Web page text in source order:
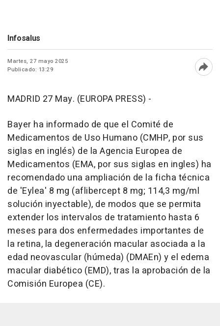
Infosalus
Martes, 27 mayo 2025
Publicado: 13:29
MADRID 27 May. (EUROPA PRESS) -
Bayer ha informado de que el Comité de
Medicamentos de Uso Humano (CMHP, por sus
siglas en inglés) de la Agencia Europea de
Medicamentos (EMA, por sus siglas en ingles) ha
recomendado una ampliación de la ficha técnica
de 'Eylea' 8 mg (aflibercept 8 mg; 114,3 mg/ml
solución inyectable), de modos que se permita
extender los intervalos de tratamiento hasta 6
meses para dos enfermedades importantes de
la retina, la degeneración macular asociada a la
edad neovascular (húmeda) (DMAEn) y el edema
macular diabético (EMD), tras la aprobación de la
Comisión Europea (CE).